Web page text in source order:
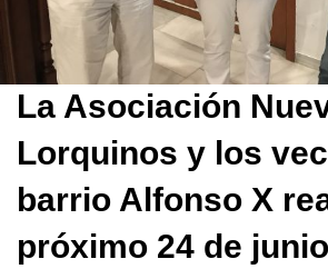
La Asociación
Lorquinos y los
barrio Alfonso X
próximo 24 de